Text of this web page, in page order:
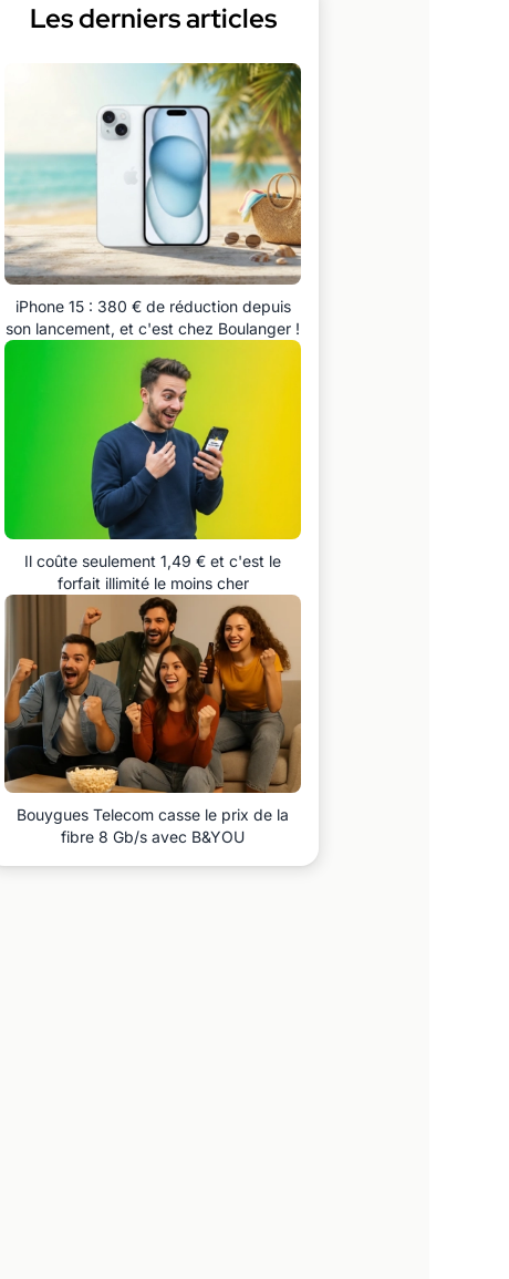
Les derniers articles
iPhone 15 : 380 € de réduction depuis
son lancement, et c'est chez Boulanger !
Il coûte seulement 1,49 € et c'est le
forfait illimité le moins cher
Bouygues Telecom casse le prix de la
fibre 8 Gb/s avec B&YOU